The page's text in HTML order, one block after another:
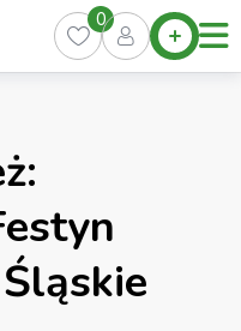
Home
Oferty
Kurs
Animatora
Artykuły
0